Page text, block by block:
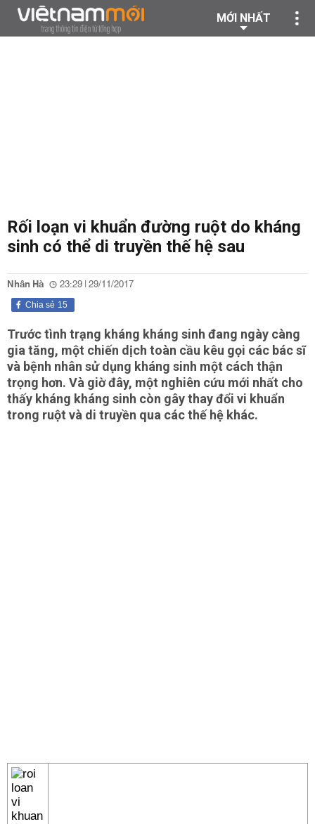
MỚI NHẤT
Rối loạn vi khuẩn đường ruột do kháng
sinh có thể di truyền thế hệ sau
Nhân Hà 23:29 | 29/11/2017
15
Chia sẻ
​Trước tình trạng kháng kháng sinh đang ngày càng
gia tăng, một chiến dịch toàn cầu kêu gọi các bác sĩ
và bệnh nhân sử dụng kháng sinh một cách thận
trọng hơn. Và giờ đây, một nghiên cứu mới nhất cho
thấy kháng kháng sinh còn gây thay đổi vi khuẩn
trong ruột và di truyền qua các thế hệ khác.